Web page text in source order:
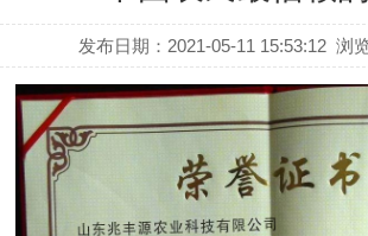
发布日期：2021-05-11 15:53:12 浏